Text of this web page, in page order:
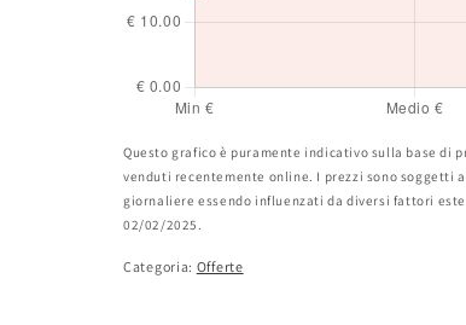
Questo grafico è puramente indicativo sulla base di
venduti recentemente online. I prezzi sono soggetti
giornaliere essendo influenzati da diversi fattori
02/02/2025.
Categoria: Offerte